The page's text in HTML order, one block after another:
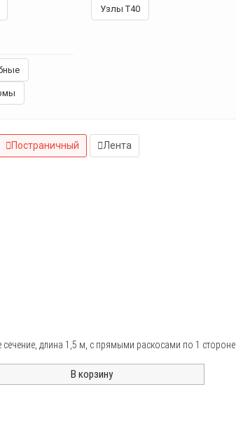
Узлы T40
Постраничный Лента
длина 1,5 м, с прямыми раскосами по 1 стороне